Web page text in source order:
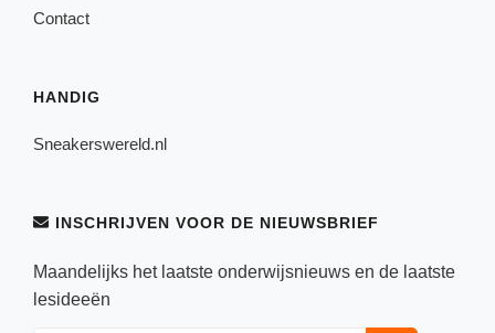
Contact
HANDIG
Sneakerswereld.nl
INSCHRIJVEN VOOR DE NIEUWSBRIEF
Maandelijks het laatste onderwijsnieuws en de laatste
lesideeën